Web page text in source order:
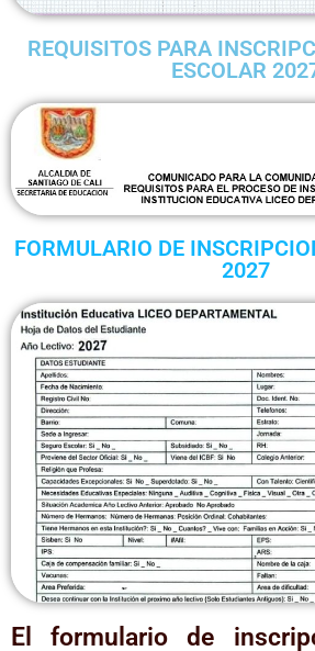
REQUISITOS PARA
ESCOLAR
FORMULARIO DE
2027
El formulario de